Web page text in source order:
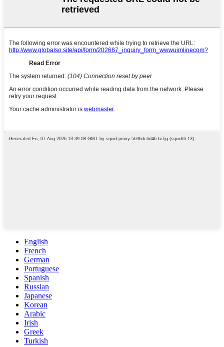
English
French
German
Portuguese
Spanish
Russian
Japanese
Korean
Arabic
Irish
Greek
Turkish